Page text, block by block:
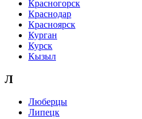
Красногорск
Краснодар
Красноярск
Курган
Курск
Кызыл
Л
Люберцы
Липецк